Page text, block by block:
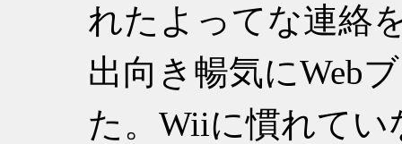
れたよってな連絡
出向き暢気にWeb
た。Wiiに慣れて